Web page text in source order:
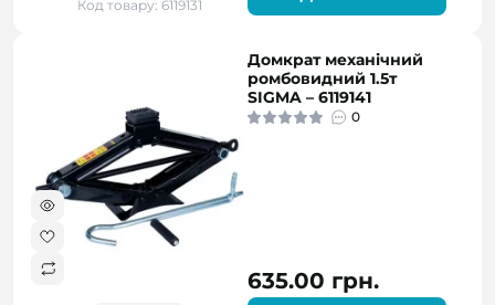
Код товару: 6119131
Домкрат механічний
ромбовидний 1.5т
SIGMA – 6119141
0
635.00 грн.